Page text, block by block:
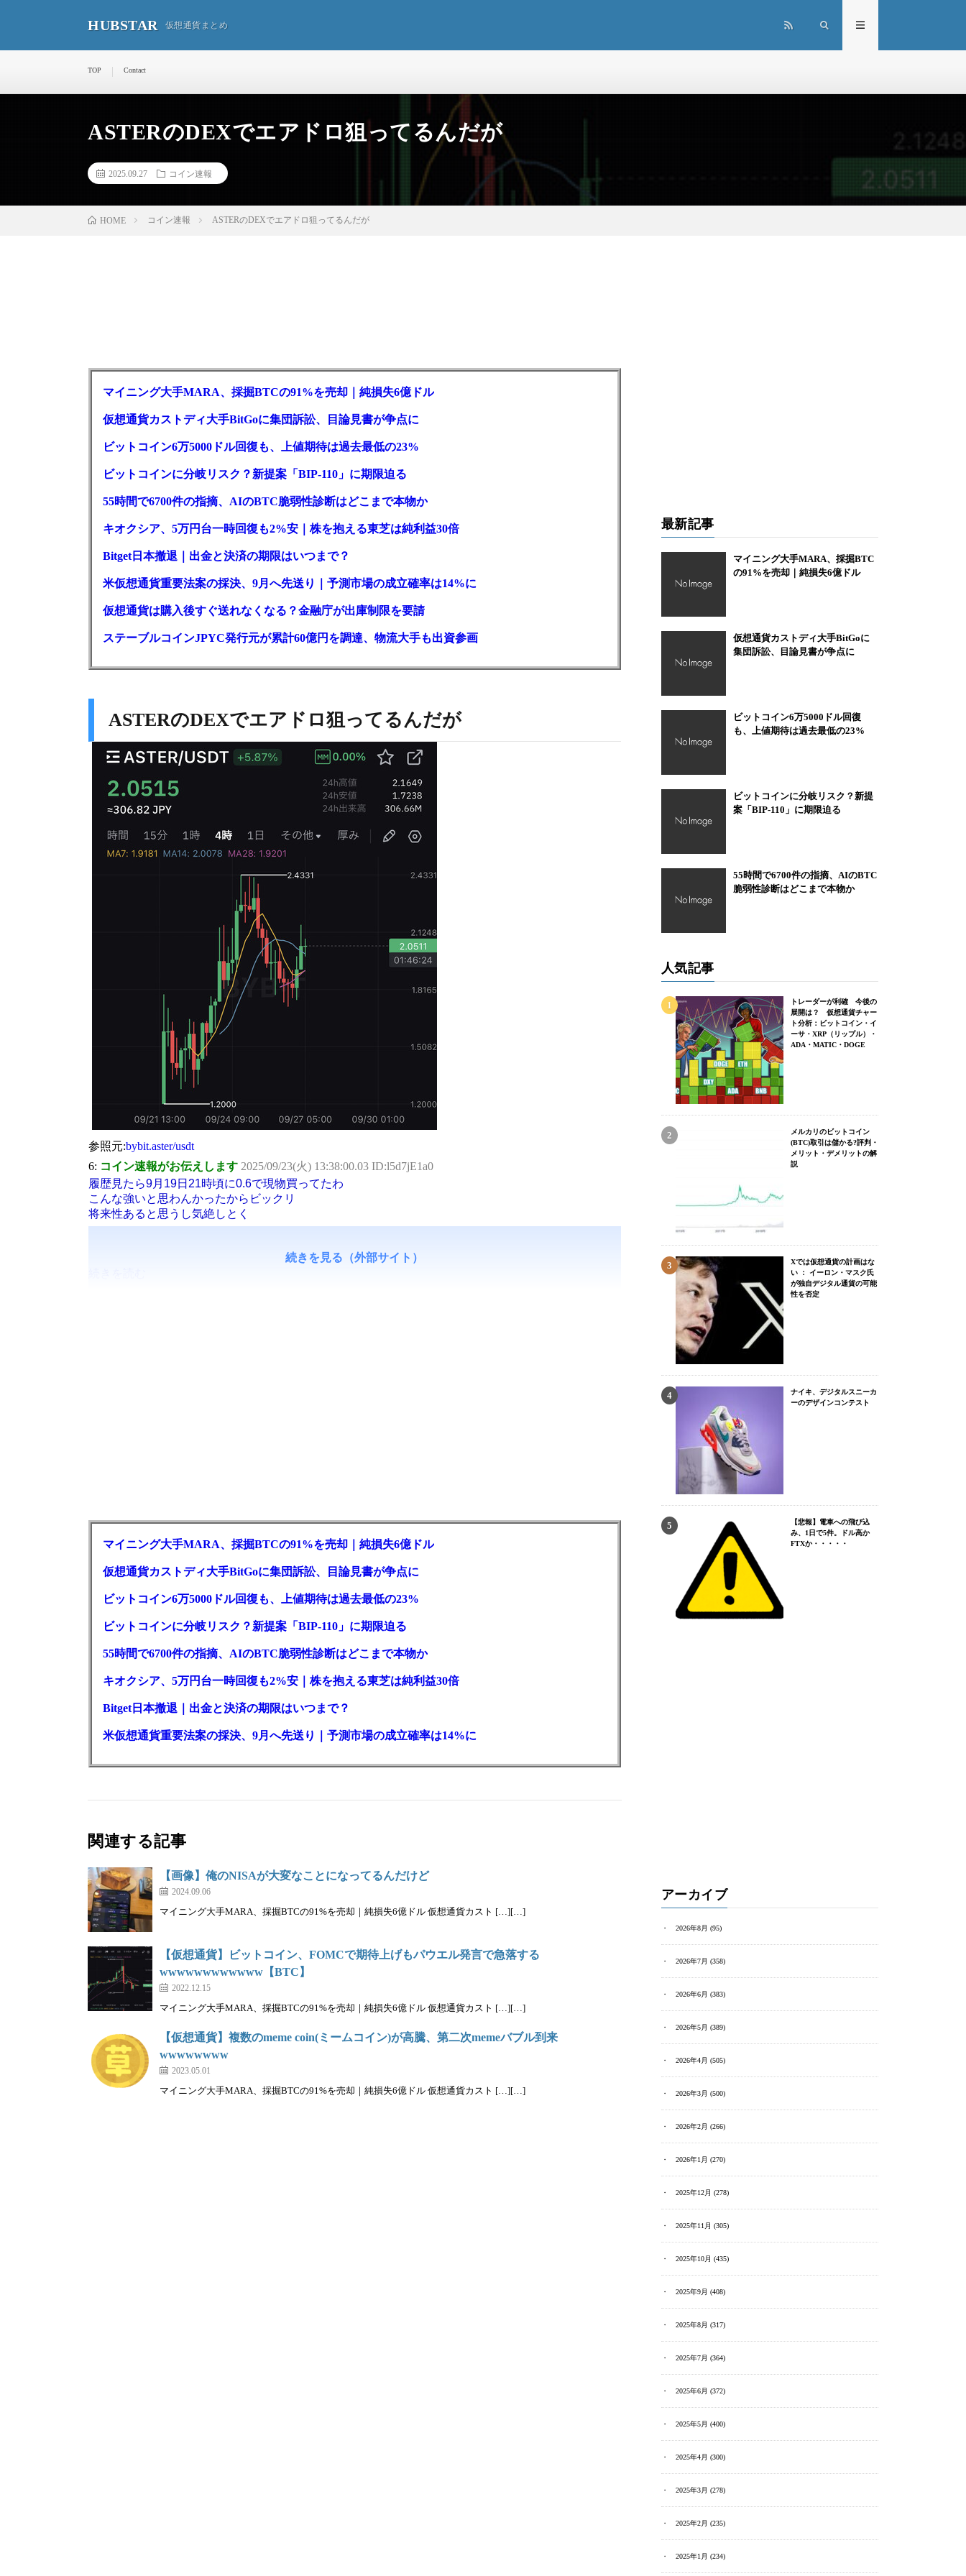
HUBSTAR 仮想通貨まとめ
TOP Contact
ASTERのDEXでエアドロ狙ってるんだが
2025.09.27 コイン速報
HOME コイン速報 ASTERのDEXでエアドロ狙ってるんだが
マイニング大手MARA、採掘BTCの91%を売却｜純損失6億ドル
仮想通貨カストディ大手BitGoに集団訴訟、目論見書が争点に
ビットコイン6万5000ドル回復も、上値期待は過去最低の23%
ビットコインに分岐リスク？新提案「BIP-110」に期限迫る
55時間で6700件の指摘、AIのBTC脆弱性診断はどこまで本物か
キオクシア、5万円台一時回復も2%安｜株を抱える東芝は純利益30倍
Bitget日本撤退｜出金と決済の期限はいつまで？
米仮想通貨重要法案の採決、9月へ先送り｜予測市場の成立確率は14%に
仮想通貨は購入後すぐ送れなくなる？金融庁が出庫制限を要請
ステーブルコインJPYC発行元が累計60億円を調達、物流大手も出資参画
ASTERのDEXでエアドロ狙ってるんだが
参照元:bybit.aster/usdt
6: コイン速報がお伝えします 2025/09/23(火) 13:38:00.03 ID:l5d7jE1a0
履歴見たら9月19日21時頃に0.6で現物買ってたわ
こんな強いと思わんかったからビックリ
将来性あると思うし気絶しとく
続きを見る（外部サイト）
マイニング大手MARA、採掘BTCの91%を売却｜純損失6億ドル
仮想通貨カストディ大手BitGoに集団訴訟、目論見書が争点に
ビットコイン6万5000ドル回復も、上値期待は過去最低の23%
ビットコインに分岐リスク？新提案「BIP-110」に期限迫る
55時間で6700件の指摘、AIのBTC脆弱性診断はどこまで本物か
キオクシア、5万円台一時回復も2%安｜株を抱える東芝は純利益30倍
Bitget日本撤退｜出金と決済の期限はいつまで？
米仮想通貨重要法案の採決、9月へ先送り｜予測市場の成立確率は14%に
関連する記事
【画像】俺のNISAが大変なことになってるんだけど
2024.09.06
マイニング大手MARA、採掘BTCの91%を売却｜純損失6億ドル 仮想通貨カスト […][…]
【仮想通貨】ビットコイン、FOMCで期待上げもパウエル発言で急落する
wwwwwwwwwwww【BTC】
2022.12.15
マイニング大手MARA、採掘BTCの91%を売却｜純損失6億ドル 仮想通貨カスト […][…]
【仮想通貨】複数のmeme coin(ミームコイン)が高騰、第二次memeバブル到来
wwwwwwww
2023.05.01
マイニング大手MARA、採掘BTCの91%を売却｜純損失6億ドル 仮想通貨カスト […][…]
最新記事
マイニング大手MARA、採掘BTC
の91%を売却｜純損失6億ドル
仮想通貨カストディ大手BitGoに
集団訴訟、目論見書が争点に
ビットコイン6万5000ドル回復
も、上値期待は過去最低の23%
ビットコインに分岐リスク？新提
案「BIP-110」に期限迫る
55時間で6700件の指摘、AIのBTC
脆弱性診断はどこまで本物か
人気記事
トレーダーが利確 今後の
展開は？ 仮想通貨チャー
ト分析：ビットコイン・イ
ーサ・XRP（リップル）・
ADA・MATIC・DOGE
メルカリのビットコイン
(BTC)取引は儲かる?評判・
メリット・デメリットの解
説
Xでは仮想通貨の計画はな
い ： イーロン・マスク氏
が独自デジタル通貨の可能
性を否定
ナイキ、デジタルスニーカ
ーのデザインコンテスト
【悲報】電車への飛び込
み、1日で5件。ドル高か
FTXか・・・・・
アーカイブ
2026年8月 (95)
2026年7月 (358)
2026年6月 (383)
2026年5月 (389)
2026年4月 (505)
2026年3月 (500)
2026年2月 (266)
2026年1月 (270)
2025年12月 (278)
2025年11月 (305)
2025年10月 (435)
2025年9月 (408)
2025年8月 (317)
2025年7月 (364)
2025年6月 (372)
2025年5月 (400)
2025年4月 (300)
2025年3月 (278)
2025年2月 (235)
2025年1月 (234)